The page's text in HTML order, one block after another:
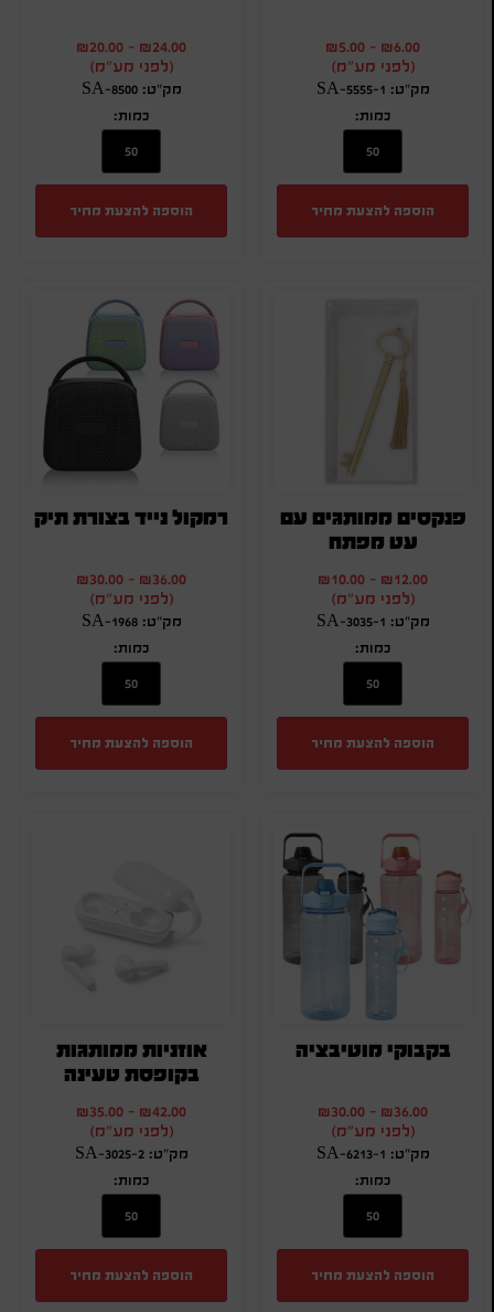
₪6.00
-
₪5.00
(לפני מע"מ)
מק"ט: SA-5555-1
כמות:
הוספה להצעת מחיר
₪24.00
-
₪20.00
(לפני מע"מ)
מק"ט: SA-8500
כמות:
הוספה להצעת מחיר
פנקסים ממותגים עם
עט מפתח
₪12.00
-
₪10.00
(לפני מע"מ)
מק"ט: SA-3035-1
כמות:
הוספה להצעת מחיר
רמקול נייד בצורת תיק
₪36.00
-
₪30.00
(לפני מע"מ)
מק"ט: SA-1968
כמות:
הוספה להצעת מחיר
בקבוקי מוטיבציה
₪36.00
-
₪30.00
(לפני מע"מ)
מק"ט: SA-6213-1
כמות:
הוספה להצעת מחיר
אוזניות ממותגות
בקופסת טעינה
₪42.00
-
₪35.00
(לפני מע"מ)
מק"ט: SA-3025-2
כמות:
הוספה להצעת מחיר